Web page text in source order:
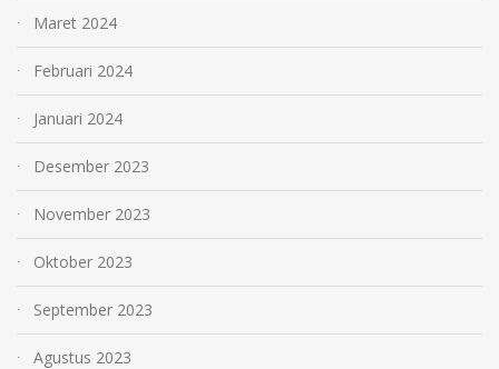
Maret 2024
Februari 2024
Januari 2024
Desember 2023
November 2023
Oktober 2023
September 2023
Agustus 2023